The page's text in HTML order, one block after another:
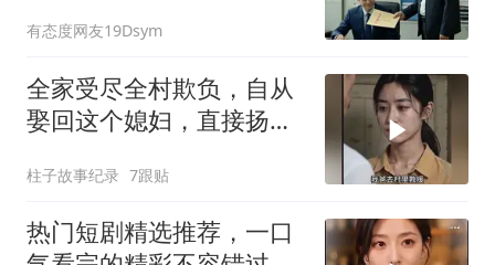
拨通了一个电话
有态度网友19Dsym
全家受尽全村欺负，自从
娶回这个媳妇，直接扬眉
柱子故事纪录 7跟贴
热门短剧精选推荐，一口